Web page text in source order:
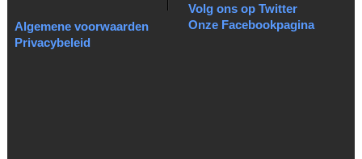
Algemene voorwaarden
Privacybeleid
Volg ons op Twitter
Onze Facebookpagina